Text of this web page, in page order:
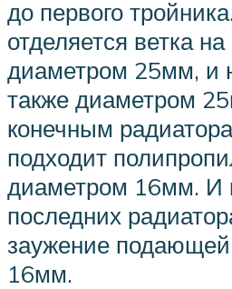
до первого
отделяется ветка
диаметром 25мм, и
также диаметром
конечным
подходит
диаметром 16мм. И
последних
заужение
16мм.